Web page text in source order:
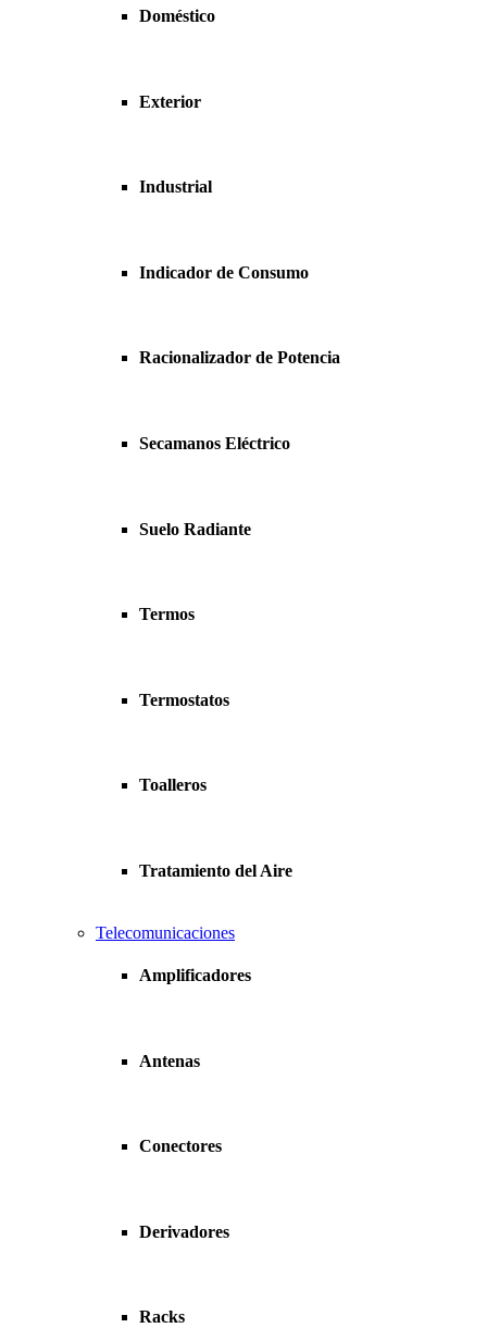
Doméstico
Exterior
Industrial
Indicador de Consumo
Racionalizador de Potencia
Secamanos Eléctrico
Suelo Radiante
Termos
Termostatos
Toalleros
Tratamiento del Aire
Telecomunicaciones
Amplificadores
Antenas
Conectores
Derivadores
Racks